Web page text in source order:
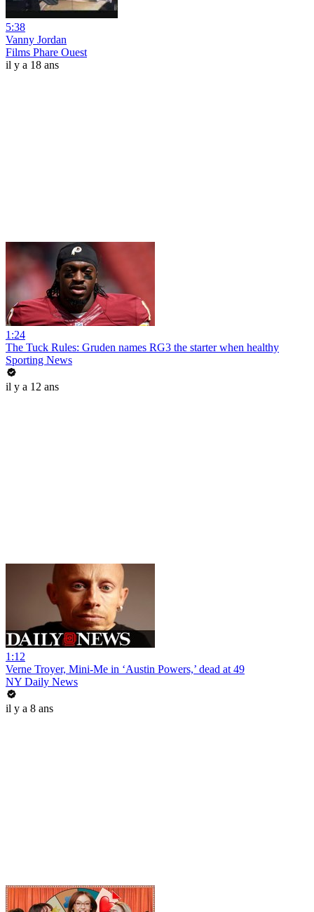
5:38
Vanny Jordan
Films Phare Ouest
il y a 18 ans
1:24
The Tuck Rules: Gruden names RG3 the starter when healthy
Sporting News
il y a 12 ans
1:12
Verne Troyer, Mini-Me in ‘Austin Powers,’ dead at 49
NY Daily News
il y a 8 ans